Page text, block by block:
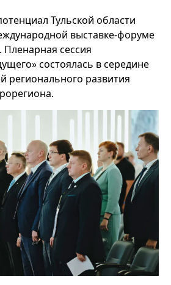
Тульской области
выставке-форуме
Пленарная сессия
состоялась в середине
регионального развития